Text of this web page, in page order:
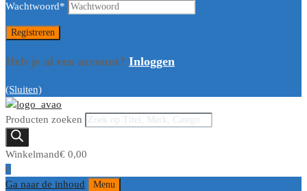
Wachtwoord*
Heb je al een account? Inloggen
(Sluiten)
Producten zoeken
Winkelmand€ 0,00
0
Ga naar de inhoud
Menu